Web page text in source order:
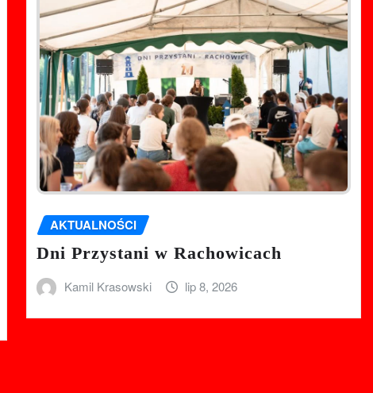
AKTUALNOŚCI
Dni Przystani w Rachowicach
Kamil Krasowski lip 8, 2026